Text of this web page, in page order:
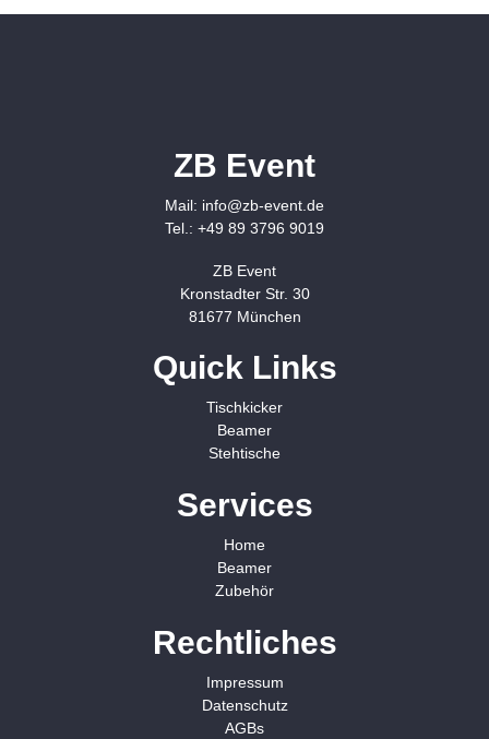
ZB Event
Mail: info@zb-event.de
Tel.: +49 89 3796 9019
ZB Event
Kronstadter Str. 30
81677 München
Quick Links
Tischkicker
Beamer
Stehtische
Services
Home
Beamer
Zubehör
Rechtliches
Impressum
Datenschutz
AGBs